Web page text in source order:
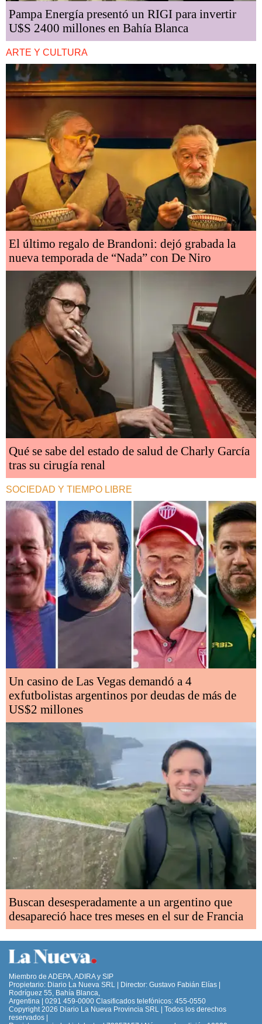
Pampa Energía presentó un RIGI para invertir
U$S 2400 millones en Bahía Blanca
ARTE Y CULTURA
El último regalo de Brandoni: dejó grabada la
nueva temporada de “Nada” con De Niro
Qué se sabe del estado de salud de Charly García
tras su cirugía renal
SOCIEDAD Y TIEMPO LIBRE
Un casino de Las Vegas demandó a 4
exfutbolistas argentinos por deudas de más de
US$2 millones
Buscan desesperadamente a un argentino que
desapareció hace tres meses en el sur de Francia
Miembro de ADEPA, ADIRA y SIP
Propietario: Diario La Nueva SRL | Director: Gustavo Fabián Elías |
Rodríguez 55, Bahía Blanca,
Argentina | 0291 459-0000 Clasificados telefónicos: 455-0550
Copyright 2026 Diario La Nueva Provincia SRL | Todos los derechos
reservados |